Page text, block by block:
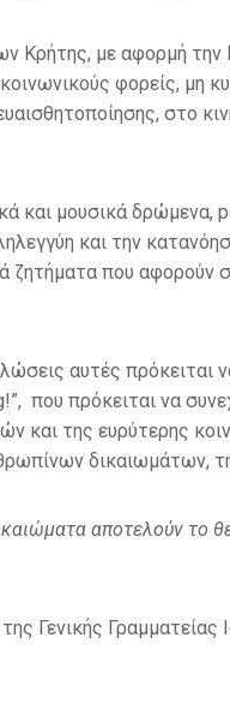
Κρήτης, με αφορμή
φορείς, μη
στο
και μουσικά
και την
που αφορούν
αυτές πρόκειται
που πρόκειται να
και της ευρύτερης
δικαιωμάτων,
αποτελούν το
Γενικής